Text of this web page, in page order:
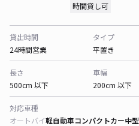
時間貸し可
貸出時間
24時間営業
タイプ
平置き
長さ
500cm 以下
車幅
200cm 以下
対応車種
オートバイ軽自動車コンパクトカー中